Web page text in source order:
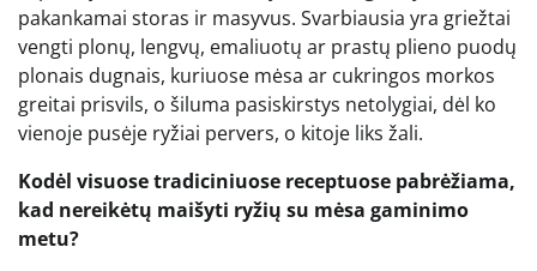
pakankamai storas ir masyvus. Svarbiausia yra griežtai
vengti plonų, lengvų, emaliuotų ar prastų plieno puodų
plonais dugnais, kuriuose mėsa ar cukringos morkos
greitai prisvils, o šiluma pasiskirstys netolygiai, dėl ko
vienoje pusėje ryžiai pervers, o kitoje liks žali.
Kodėl visuose tradiciniuose receptuose pabrėžiama,
kad nereikėtų maišyti ryžių su mėsa gaminimo
metu?